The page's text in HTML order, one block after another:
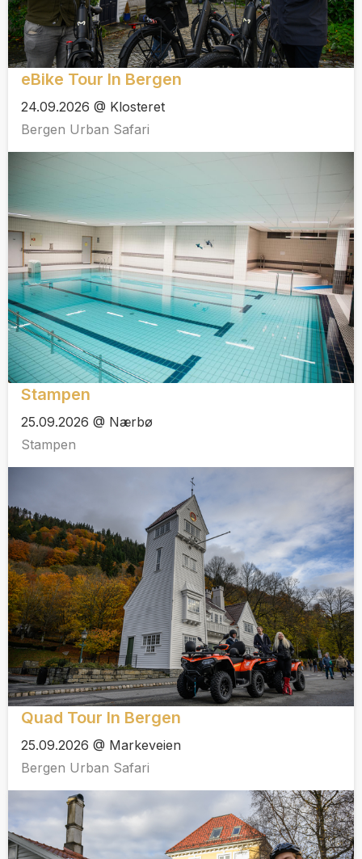
eBike Tour In Bergen
24.09.2026 @ Klosteret
Bergen Urban Safari
Stampen
25.09.2026 @ Nærbø
Stampen
Quad Tour In Bergen
25.09.2026 @ Markeveien
Bergen Urban Safari